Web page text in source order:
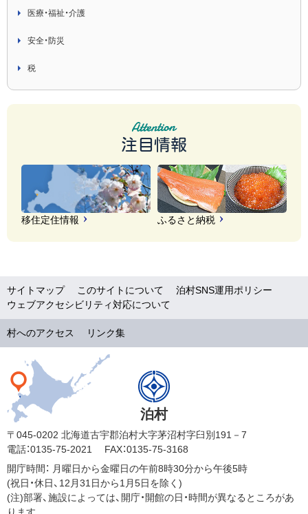
医療・福祉・介護
安全・防災
税
注目情報
移住定住情報 ふるさと納税
サイトマップ このサイトについて
泊村SNS運用ポリシー
ウェブアクセシビリティ対応について
村へのアクセス リンク集
泊村
〒045-0202 北海道古宇郡泊村大字茅沼村字臼別191－7
電話：0135-75-2021
FAX：0135-75-3168
開庁時間： 月曜日から金曜日の午前8時30分から午後5時
(祝日・休日、12月31日から1月5日を除く)
(注)部署、施設によっては、開庁・開館の日・時間が異なるところがあ